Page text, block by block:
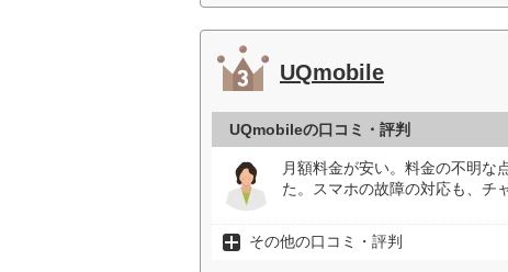
UQmobile
UQmobileの口コミ・評判
月額料金が安い。料金の不明な
た。スマホの故障の対応も、チ
その他の口コミ・評判